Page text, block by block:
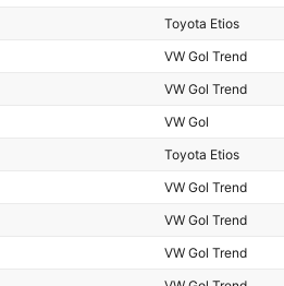
Toyota Etios
VW Gol Trend
VW Gol Trend
VW Gol
Toyota Etios
VW Gol Trend
VW Gol Trend
VW Gol Trend